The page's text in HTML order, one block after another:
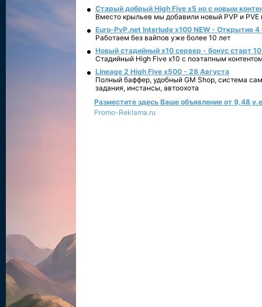
Старый добрый High Five x5 но с новым
Вместо крыльев мы добавили новый PVP и PVE
Euro-PvP.net Interlude х100 NEW - Открытие 4
Работаем без вайпов уже более 10 лет
Новый стадийный х10 сервер - бонус старт
Стадийный High Five x10 с поэтапным
Lineage 2 High Five x500 - 28 Августа
Полный баффер, удобный GM Shop, система
задания, инстансы, автоохота
Разместите здесь Ваше объявление от 9,48
Promo-Reklama.ru